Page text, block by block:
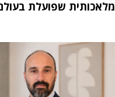
מלאכותית שפועלת